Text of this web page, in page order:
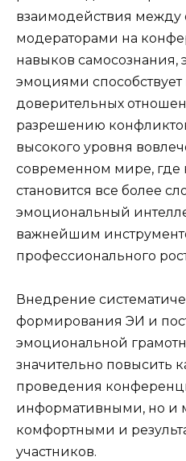
взаимодействия между
модераторами на
навыков самосознания,
эмоциями
доверительных
разрешению
высокого уровня
современном мире,
становится все более
эмоциональный
важнейшим
профессионального
Внедрение
формирования ЭИ и
эмоциональной
значительно повысить
проведения
информативными, но и
комфортными и
участников.